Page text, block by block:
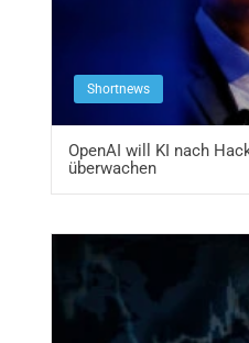
Shortnews
OpenAI will KI nach
überwachen